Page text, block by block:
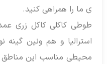
ی ما را همراهی کنید.
طوطی کاکلی کاکل زری
استرالیا و هم ونین
محیطی مناسب این